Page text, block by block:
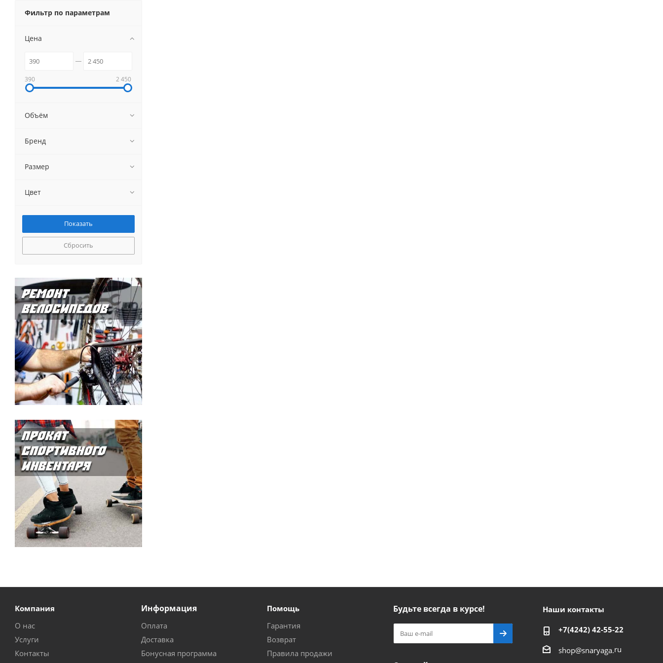
Фильтр по параметрам
Цена
390 2 450
Объём
Бренд
Размер
Цвет
Сбросить
Компания
О нас
Услуги
Контакты
Информация
Оплата
Доставка
Бонусная программа
Помощь
Гарантия
Возврат
Правила продажи
Будьте всегда в курсе! Наши контакты
+7(4242) 42-55-22
shop@snaryaga.ru